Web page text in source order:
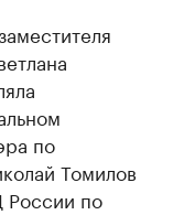
по
Томилов
по